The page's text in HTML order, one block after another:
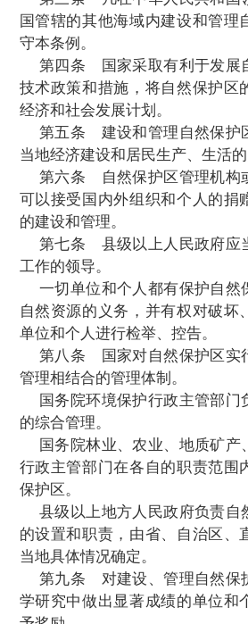
第一条为了加强自然
自然环境和自然资源，制
第二条本条例所称
的自然生态系统、珍稀
中分布区、有特殊意义
陆地、陆地水体或者海
殊保护和管理的区域。
第三条
国管辖的其他海域内建
守本条例。
第四条国家采取有
技术政策和措施，将自
经济和社会发展计划。
第五条建设和管理
当地经济建设和居民生产
第六条 自然保护区管
可以接受国内外组织和
的建设和管理。
第七条
县级以上人
工作的领导。
一切单位和个人都有
自然资源的义务，并有